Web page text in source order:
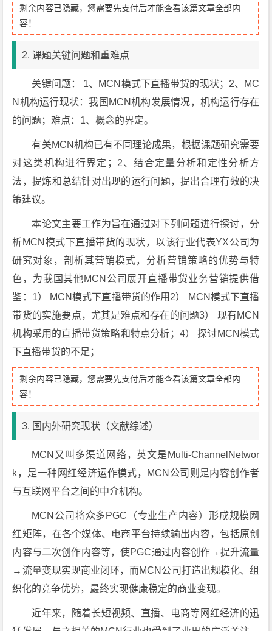
剩余内容已隐藏，您需要先支付后才能查看该篇文章全部内
容！
2. 课题关键问题和重难点
关键问题： 1、MCN模式下直播带货的现状；2、MC
N机构运行现状：我国MCN机构发展情况，机构运行存在
的问题；难点：1、概念的界定。
有关MCN机构已有不同理论成果，根据课题研究需要
对这类机构进行界定；2、结合定量分析和定性分析方
法，提炼和总结针对出现的运行问题，提出合理有效的决
策建议。
本论文主要工作为旨在通过对下列问题进行探讨，分
析MCN模式下直播带货的现状，以该行业代表YX公司为
研究对象，剖析其营销模式，分析营销策略的优势与特
色，为我国其他MCN公司展开直播带货业务营销提供借
鉴：1） MCN模式下直播带货的作用2） MCN模式下直播
带货的实施要点，尤其是难点和存在的问题3） 现有MCN
机构采用的直播带货策略和特点分析；4） 探讨MCN模式
下直播带货的不足；
剩余内容已隐藏，您需要先支付后才能查看该篇文章全部内
容！
3. 国内外研究现状（文献综述）
MCN又叫多渠道网络，英文是Multi-ChannelNetwor
k，是一种网红经济运作模式，MCN公司则是内容创作者
与互联网平台之间的中介机构。
MCN公司将众多PGC（专业生产内容）形成规模网
红矩阵，在各个媒体、电商平台持续输出内容，包括原创
内容与二次创作内容等，使PGC通过内容创作→提升流量
→流量变现实现商业闭环，而MCN公司打造出规模化、组
织化的竞争优势，最终实现健康稳定的商业变现。
近年来，随着长短视频、直播、电商等网红经济的迅